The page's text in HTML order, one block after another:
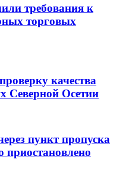
требования к
торговых
качества
Северной Осетии
пункт пропуска
приостановлено